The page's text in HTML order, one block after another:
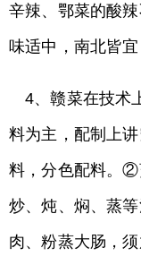
辛辣、鄂菜的酸
味适中，南北皆宜
4、赣菜在技术
料为主，配制上
料，分色配料。②
炒、炖、焖、蒸
肉、粉蒸大肠，